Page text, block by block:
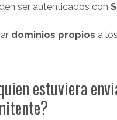
ser autenticados con
dominios propios a
estuviera